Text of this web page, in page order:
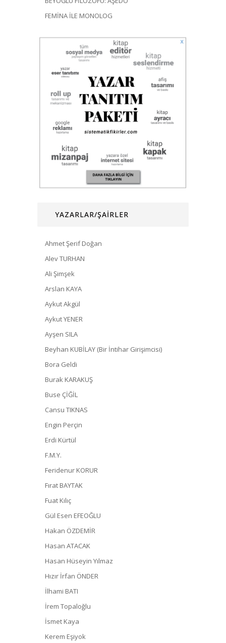
FEMİNA İLE MONOLOG
YAZARLAR/ŞAİRLER
Ahmet Şerif Doğan
Alev TURHAN
Ali Şimşek
Arslan KAYA
Aykut Akgül
Aykut YENER
Ayşen SILA
Beyhan KUBİLAY (Bir İntihar Girişimcisi)
Bora Geldi
Burak KARAKUŞ
Buse ÇİĞİL
Cansu TIKNAS
Engin Perçin
Erdi Kürtül
F.M.Y.
Feridenur KORUR
Fırat BAYTAK
Fuat Kılıç
Gül Esen EFEOĞLU
Hakan ÖZDEMİR
Hasan ATACAK
Hasan Hüseyin Yılmaz
Hızır İrfan ÖNDER
İlhami BATI
İrem Topaloğlu
İsmet Kaya
Kerem Eşiyok